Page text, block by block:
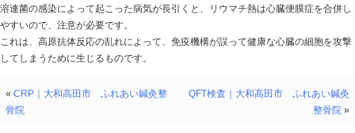
○この検査でわかること
急性扁桃炎、猩紅熱、リウマチ熱などを引き起こすA群
かります。異常値の場合は、2週間異常間隔をおいて再
○基準値の範囲